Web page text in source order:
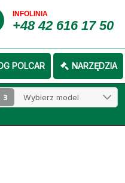
INFOLINIA
+48 42 616 17 50
POLCAR NARZĘDZIA
3